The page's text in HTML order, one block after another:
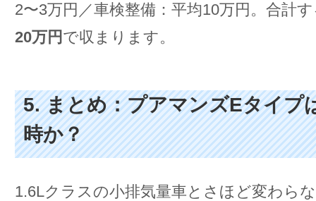
2〜3万円／車検整備：平均10万円。合計
20万円 で収まります。
5. まとめ：プアマンズEタイプ
時か？
1.6Lクラスの小排気量車とさほど変わら